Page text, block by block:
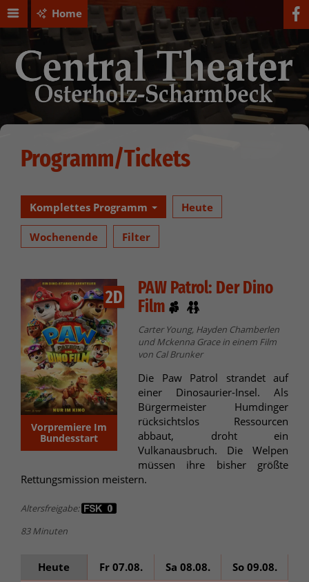
Home
Programm/Tickets
Komplettes Programm Heute
Wochenende Filter
2D
Vorpremiere Im
Bundesstart
PAW Patrol: Der Dino
Film
Carter Young, Hayden Chamberlen
und Mckenna Grace in einem Film
von Cal Brunker
Die Paw Patrol strandet auf
einer Dinosaurier-Insel. Als
Bürgermeister Humdinger
rücksichtslos Ressourcen
abbaut, droht ein
Vulkanausbruch. Die Welpen
müssen ihre bisher größte
Rettungsmission meistern.
Altersfreigabe:
83 Minuten
Heute Fr 07.08. Sa 08.08. So 09.08.